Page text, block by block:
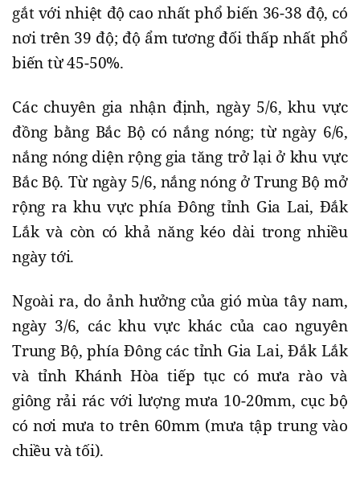
gắt với nhiệt độ cao nhất phổ biến 36-38 độ, có
nơi trên 39 độ; độ ẩm tương đối thấp nhất phổ
biến từ 45-50%.
Các chuyên gia nhận định, ngày 5/6, khu vực
đồng bằng Bắc Bộ có nắng nóng; từ ngày 6/6,
nắng nóng diện rộng gia tăng trở lại ở khu vực
Bắc Bộ. Từ ngày 5/6, nắng nóng ở Trung Bộ mở
rộng ra khu vực phía Đông tỉnh Gia Lai, Đắk
Lắk và còn có khả năng kéo dài trong nhiều
ngày tới.
Ngoài ra, do ảnh hưởng của gió mùa tây nam,
ngày 3/6, các khu vực khác của cao nguyên
Trung Bộ, phía Đông các tỉnh Gia Lai, Đắk Lắk
và tỉnh Khánh Hòa tiếp tục có mưa rào và
giông rải rác với lượng mưa 10-20mm, cục bộ
có nơi mưa to trên 60mm (mưa tập trung vào
chiều và tối).